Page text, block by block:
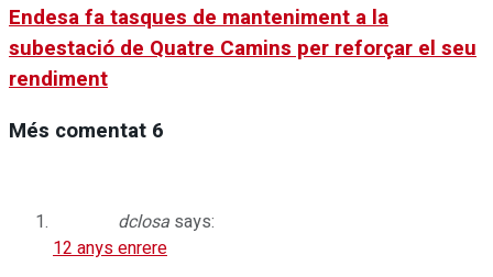
Endesa fa tasques de manteniment a la
subestació de Quatre Camins per reforçar el seu
rendiment
Més comentat 6
dclosa says:
12 anys enrere